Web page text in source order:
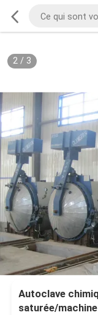
2/ 3
Autoclave
saturée/